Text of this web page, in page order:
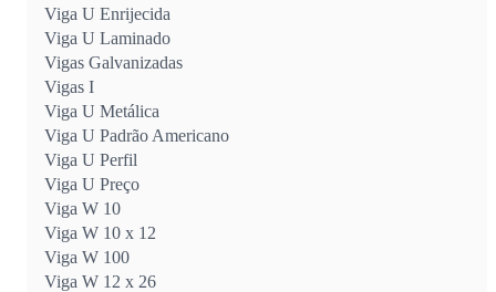
Viga U Enrijecida
Viga U Laminado
Vigas Galvanizadas
Vigas I
Viga U Metálica
Viga U Padrão Americano
Viga U Perfil
Viga U Preço
Viga W 10
Viga W 10 x 12
Viga W 100
Viga W 12 x 26